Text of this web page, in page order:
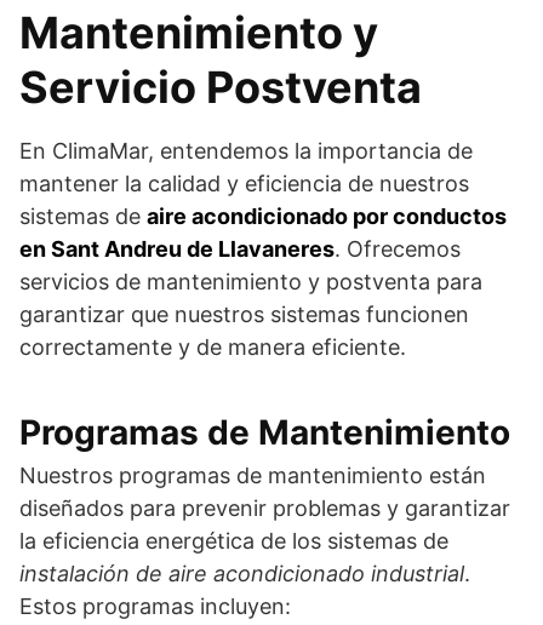
Mantenimiento y
Servicio Postventa
En ClimaMar, entendemos la importancia de
mantener la calidad y eficiencia de nuestros
sistemas de aire acondicionado por conductos
en Sant Andreu de Llavaneres. Ofrecemos
servicios de mantenimiento y postventa para
garantizar que nuestros sistemas funcionen
correctamente y de manera eficiente.
Programas de Mantenimiento
Nuestros programas de mantenimiento están
diseñados para prevenir problemas y garantizar
la eficiencia energética de los sistemas de
instalación de aire acondicionado industrial.
Estos programas incluyen: